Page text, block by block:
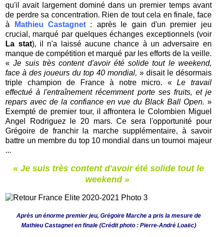
qu'il avait largement dominé dans un premier temps avant
de perdre sa concentration. Rien de tout cela en finale, face
à
Mathieu Castagnet : après le gain d'un premier jeu
crucial, marqué par quelques échanges exceptionnels (voir
La stat), il n'a laissé aucune chance à un adversaire en
manque de compétition et marqué par les efforts de la veille.
«Je suis très content d'avoir été solide tout le weekend,
face à des joueurs du top 40 mondial, » disait le désormais
triple champion de France à notre micro. «Le travail
effectué à l'entraînement récemment porte ses fruits, et je
repars avec de la confiance en vue du Black Ball Open. »
Exempté de premier tour, il affrontera le Colombien Miguel
Angel Rodriguez le 20 mars. Ce sera l'opportunité pour
Grégoire de franchir la marche supplémentaire, à savoir
battre un membre du top 10 mondial dans un tournoi majeur
...
« Je suis très content d'avoir été solide tout le
weekend »
Après un énorme premier jeu, Grégoire Marche a pris la mesure de
Mathieu Castagnet en finale (Crédit photo : Pierre-André Loaëc)